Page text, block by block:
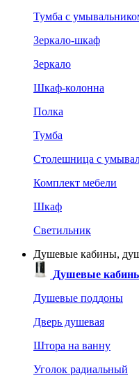
Тумба с
Зеркало-шкаф
Зеркало
Шкаф-колонна
Полка
Тумба
Столешница с
Комплект мебели
Шкаф
Светильник
Душевые кабины,
Душевые
Душевые поддоны
Дверь душевая
Штора на ванну
Уголок радиальный